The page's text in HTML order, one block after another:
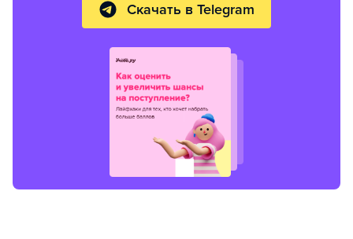
Скачать в Telegram